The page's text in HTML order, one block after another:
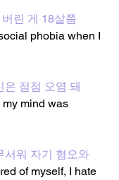
린 게 18살쯤
phobia when I
은 점점 오염 돼
my mind was
서워 자기 혐오와
of myself, I hate